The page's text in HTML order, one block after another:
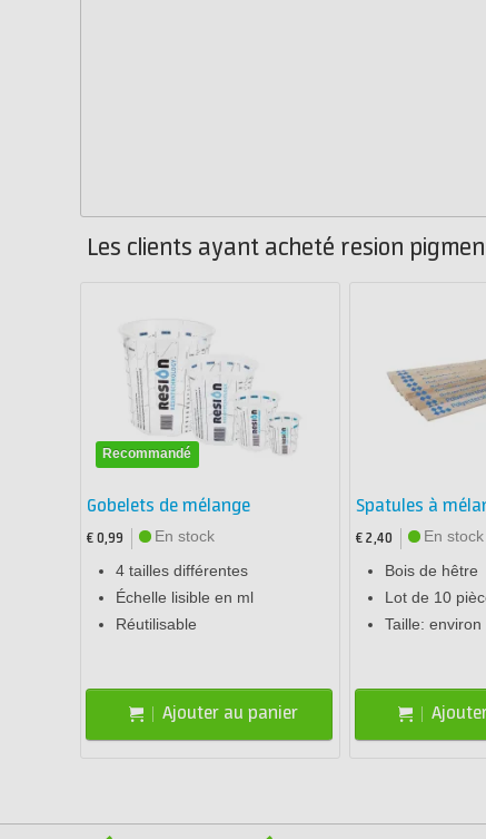
Les clients ayant acheté resion
Recommandé
Gobelets de mélange
€ 0,99
En stock
4 tailles différentes
Échelle lisible en ml
Réutilisable
Ajouter au panier
Spatules à
€ 2,40
En stock
Bois de hêtre
Lot de 10
Taille: